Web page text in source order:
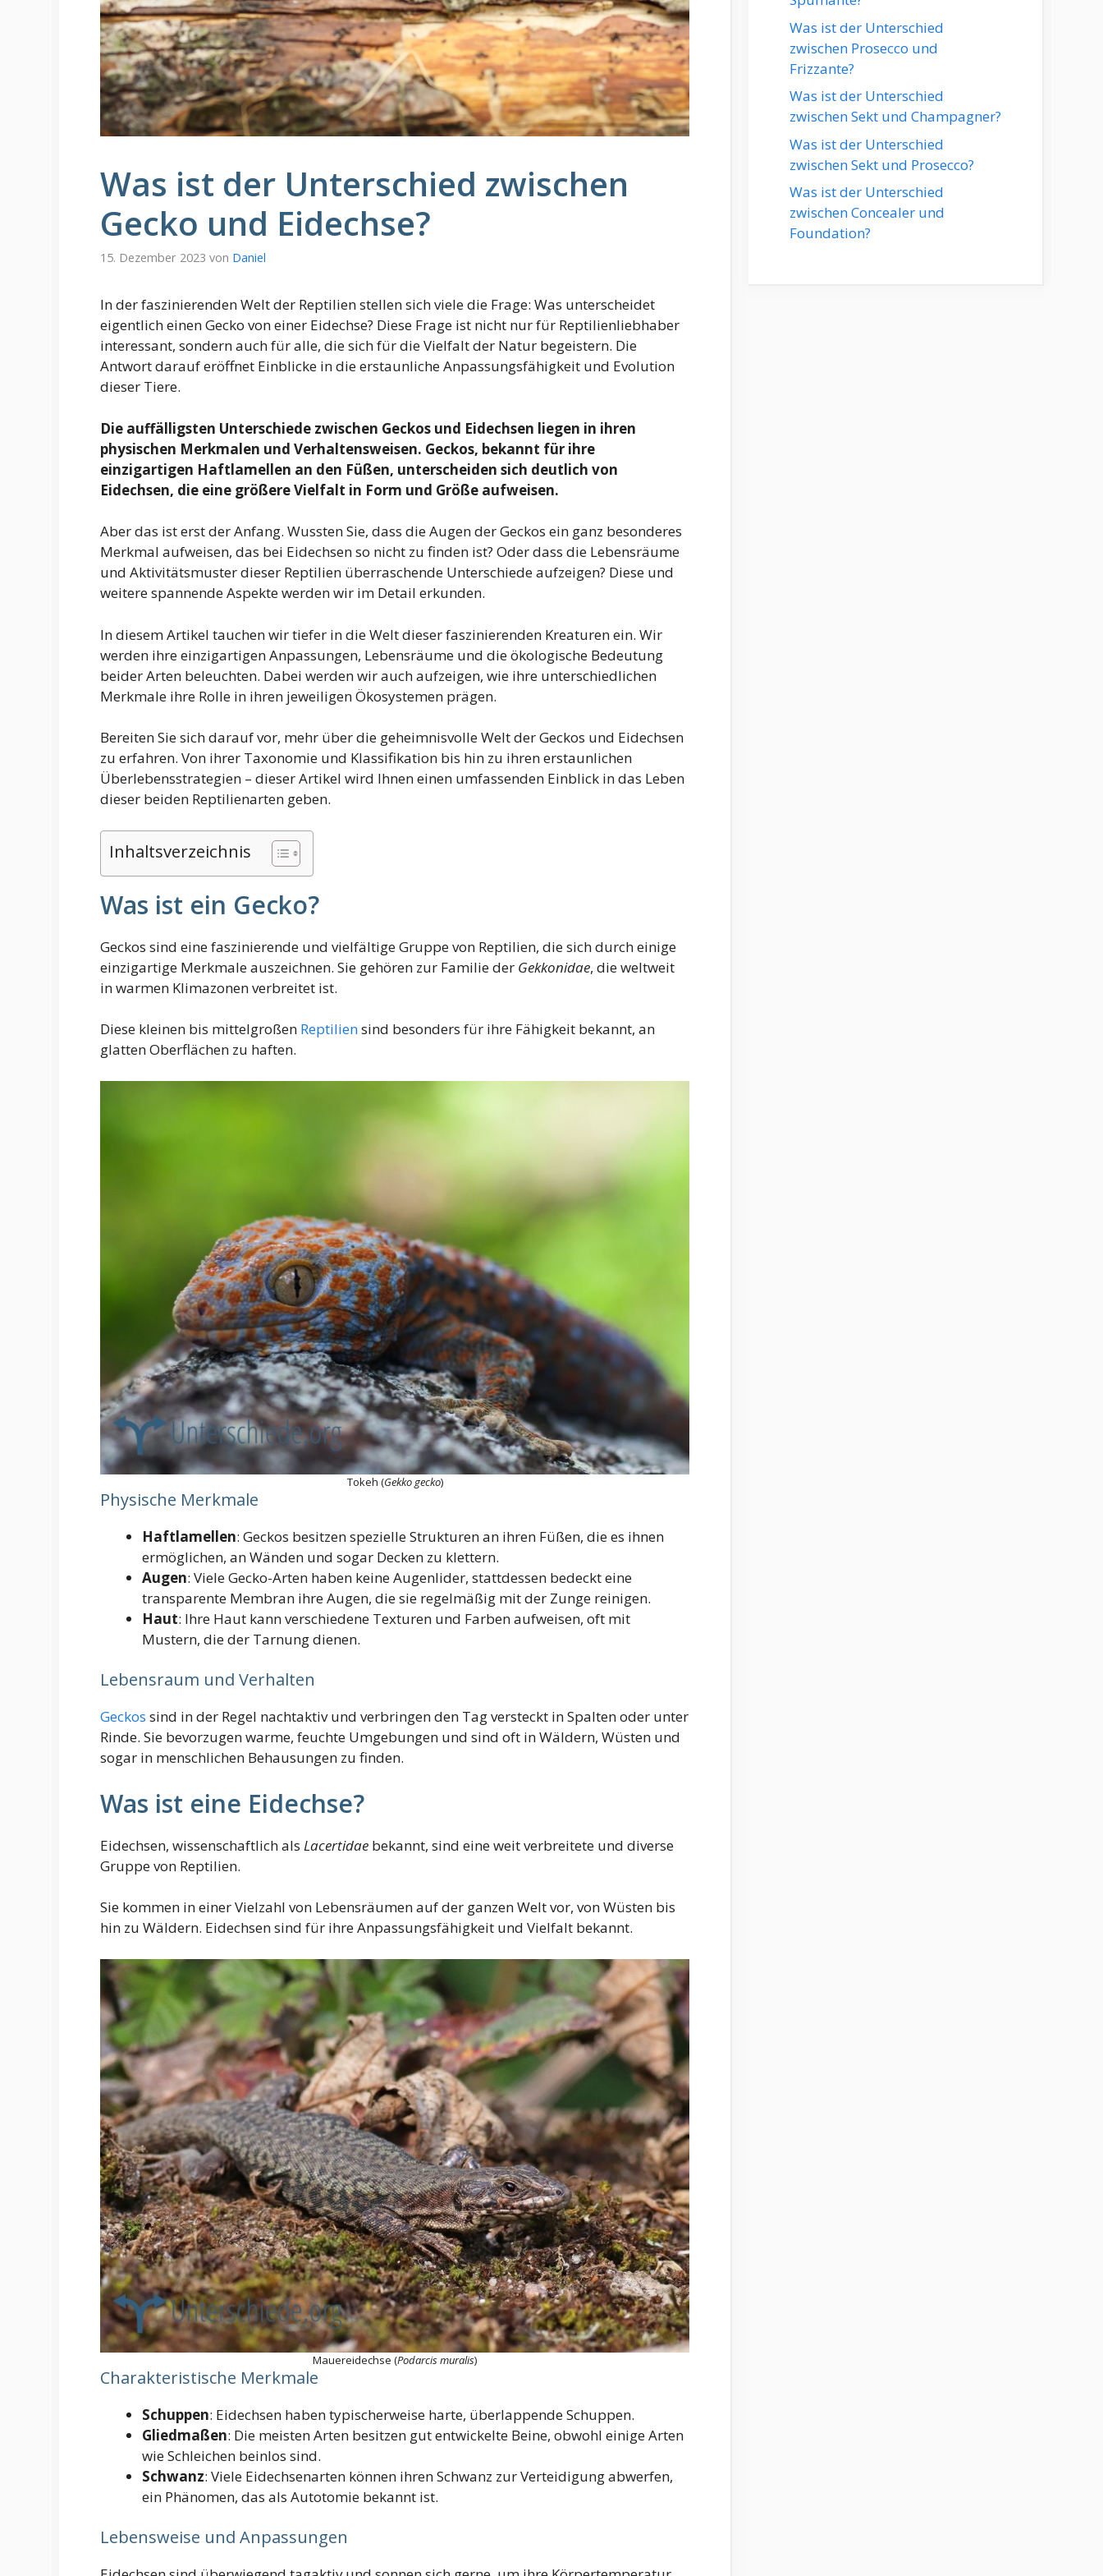
Was ist der Unterschied zwischen
Gecko und Eidechse?
15. Dezember 2023 von Daniel
In der faszinierenden Welt der Reptilien stellen sich viele die Frage: Was unterscheidet
eigentlich einen Gecko von einer Eidechse? Diese Frage ist nicht nur für Reptilienliebhaber
interessant, sondern auch für alle, die sich für die Vielfalt der Natur begeistern. Die
Antwort darauf eröffnet Einblicke in die erstaunliche Anpassungsfähigkeit und Evolution
dieser Tiere.
Die auffälligsten Unterschiede zwischen Geckos und Eidechsen liegen in ihren
physischen Merkmalen und Verhaltensweisen. Geckos, bekannt für ihre
einzigartigen Haftlamellen an den Füßen, unterscheiden sich deutlich von
Eidechsen, die eine größere Vielfalt in Form und Größe aufweisen.
Aber das ist erst der Anfang. Wussten Sie, dass die Augen der Geckos ein ganz besonderes
Merkmal aufweisen, das bei Eidechsen so nicht zu finden ist? Oder dass die Lebensräume
und Aktivitätsmuster dieser Reptilien überraschende Unterschiede aufzeigen? Diese und
weitere spannende Aspekte werden wir im Detail erkunden.
In diesem Artikel tauchen wir tiefer in die Welt dieser faszinierenden Kreaturen ein. Wir
werden ihre einzigartigen Anpassungen, Lebensräume und die ökologische Bedeutung
beider Arten beleuchten. Dabei werden wir auch aufzeigen, wie ihre unterschiedlichen
Merkmale ihre Rolle in ihren jeweiligen Ökosystemen prägen.
Bereiten Sie sich darauf vor, mehr über die geheimnisvolle Welt der Geckos und Eidechsen
zu erfahren. Von ihrer Taxonomie und Klassifikation bis hin zu ihren erstaunlichen
Überlebensstrategien – dieser Artikel wird Ihnen einen umfassenden Einblick in das Leben
dieser beiden Reptilienarten geben.
Inhaltsverzeichnis
Was ist ein Gecko?
Geckos sind eine faszinierende und vielfältige Gruppe von Reptilien, die sich durch einige
einzigartige Merkmale auszeichnen. Sie gehören zur Familie der Gekkonidae, die weltweit
in warmen Klimazonen verbreitet ist.
Diese kleinen bis mittelgroßen Reptiliensind besonders für ihre Fähigkeit bekannt, an
glatten Oberflächen zu haften.
Tokeh (Gekko gecko)
Physische Merkmale
Haftlamellen: Geckos besitzen spezielle Strukturen an ihren Füßen, die es ihnen
ermöglichen, an Wänden und sogar Decken zu klettern.
Augen: Viele Gecko-Arten haben keine Augenlider, stattdessen bedeckt eine
transparente Membran ihre Augen, die sie regelmäßig mit der Zunge reinigen.
Haut: Ihre Haut kann verschiedene Texturen und Farben aufweisen, oft mit
Mustern, die der Tarnung dienen.
Lebensraum und Verhalten
Geckos sind in der Regel nachtaktiv und verbringen den Tag versteckt in Spalten oder unter
Rinde. Sie bevorzugen warme, feuchte Umgebungen und sind oft in Wäldern, Wüsten und
sogar in menschlichen Behausungen zu finden.
Was ist eine Eidechse?
Eidechsen, wissenschaftlich als Lacertidae bekannt, sind eine weit verbreitete und diverse
Gruppe von Reptilien.
Sie kommen in einer Vielzahl von Lebensräumen auf der ganzen Welt vor, von Wüsten bis
hin zu Wäldern. Eidechsen sind für ihre Anpassungsfähigkeit und Vielfalt bekannt.
Mauereidechse (Podarcis muralis)
Charakteristische Merkmale
Schuppen: Eidechsen haben typischerweise harte, überlappende Schuppen.
Gliedmaßen: Die meisten Arten besitzen gut entwickelte Beine, obwohl einige Arten
wie Schleichen beinlos sind.
Schwanz: Viele Eidechsenarten können ihren Schwanz zur Verteidigung abwerfen,
ein Phänomen, das als Autotomie bekannt ist.
Lebensweise und Anpassungen
Was ist der Unterschied
zwischen Prosecco und
Frizzante?
Was ist der Unterschied
zwischen Sekt und Champagner?
Was ist der Unterschied
zwischen Sekt und Prosecco?
Was ist der Unterschied
zwischen Concealer und
Foundation?